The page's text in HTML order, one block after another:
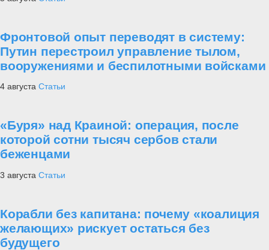
Фронтовой опыт переводят в систему:
Путин перестроил управление тылом,
вооружениями и беспилотными войсками
4 августа Статьи
«Буря» над Краиной: операция, после
которой сотни тысяч сербов стали
беженцами
3 августа Статьи
Корабли без капитана: почему «коалиция
желающих» рискует остаться без
будущего